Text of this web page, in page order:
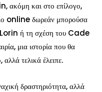
ακόμη και στο επίλογο,
online δωρεάν μπορούσα
ή τη σχέση του Cade
μια ιστορία που θα
τελικά έλειπε.
δραστηριότητα, αλλά